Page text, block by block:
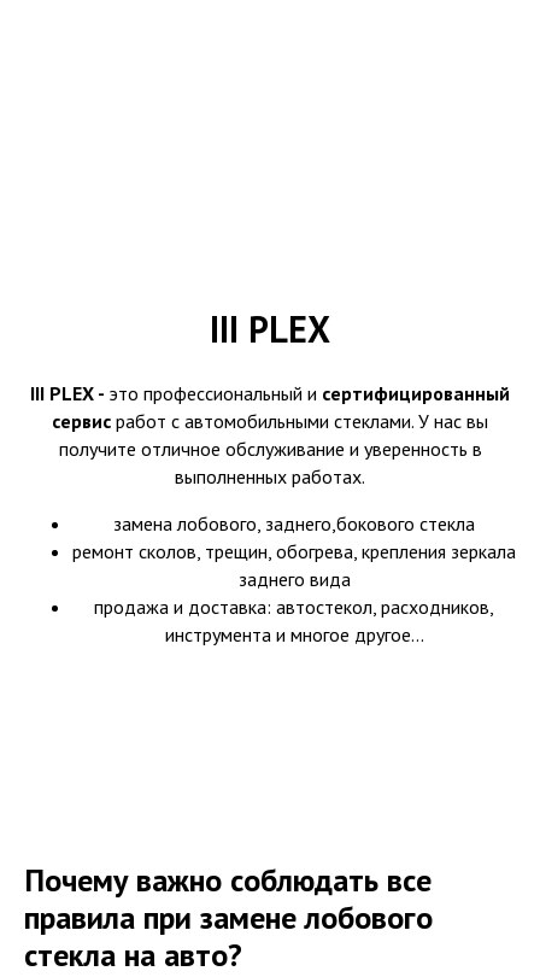
III PLEX
III PLEX - это профессиональный и сертифицированный
сервис работ с автомобильными стеклами. У нас вы
получите отличное обслуживание и уверенность в
выполненных работах.
замена лобового, заднего,бокового стекла
ремонт сколов, трещин, обогрева, крепления зеркала
заднего вида
продажа и доставка: автостекол, расходников,
инструмента и многое другое...
Почему важно соблюдать все
правила при замене лобового
стекла на авто?